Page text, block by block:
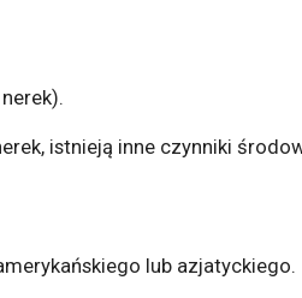
istnieją inne czynniki
lub azjatyckiego.